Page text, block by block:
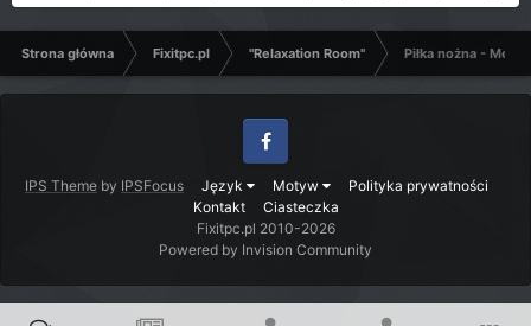
Strona główna Fixitpc.pl "Relaxation Room" Piłka nożna -
IPS Theme by IPSFocus Język Motyw
Polityka prywatności
Kontakt
Ciasteczka
Facebook
Fixitpc.pl 2010-2026
Powered by Invision Community